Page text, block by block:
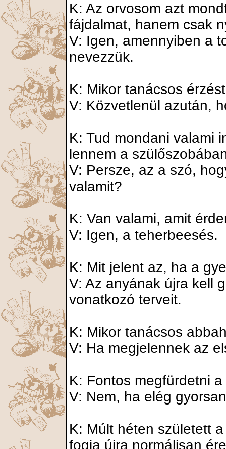
K: Az orvosom azt
fájdalmat, hanem csak
V: Igen, amennyiben a
nevezzük.
K: Mikor tanácsos
V: Közvetlenül azután,
K: Tud mondani valami
lennem a
V: Persze, az a szó,
valamit?
K: Van valami, amit
V: Igen, a teherbeesés.
K: Mit jelent az, ha a
V: Az anyának újra kell
vonatkozó terveit.
K: Mikor tanácsos
V: Ha megjelennek az
K: Fontos megfürdetni
V: Nem, ha elég
K: Múlt héten született
fogja újra normálisan